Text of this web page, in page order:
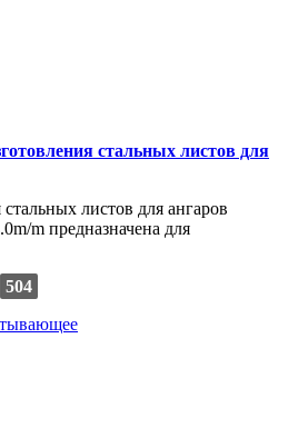
стальных листов для
листов для ангаров
m предназначена для
504